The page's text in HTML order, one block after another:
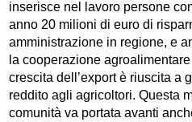
inserisce nel lavoro persone
anno 20 milioni di euro di
amministrazione in regione, e
la cooperazione
crescita dell’export è riuscita a
reddito agli agricoltori. Questa
comunità va portata avanti